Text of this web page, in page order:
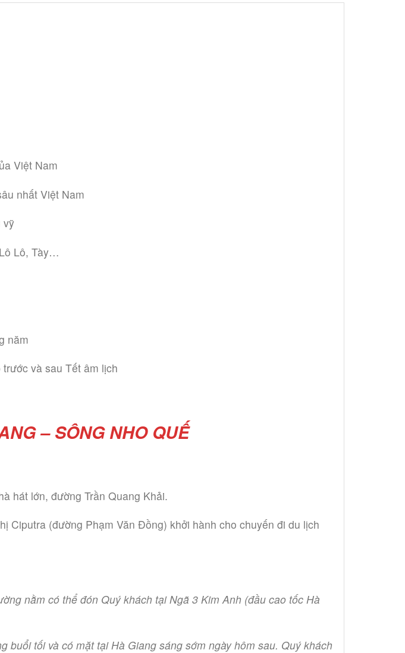
Việt Nam
nhất Việt Nam
vỹ
Lô, Tày…
năm
và sau Tết âm lịch
– SÔNG NHO QUẾ
hát lớn, đường Trần Quang Khải.
Ciputra (đường Phạm Văn Đồng) khởi hành cho chuyến đi du lịch
nằm có thể đón Quý khách tại Ngã 3 Kim Anh (đầu cao tốc Hà
buổi tối và có mặt tại Hà Giang sáng sớm ngày hôm sau. Quý khách